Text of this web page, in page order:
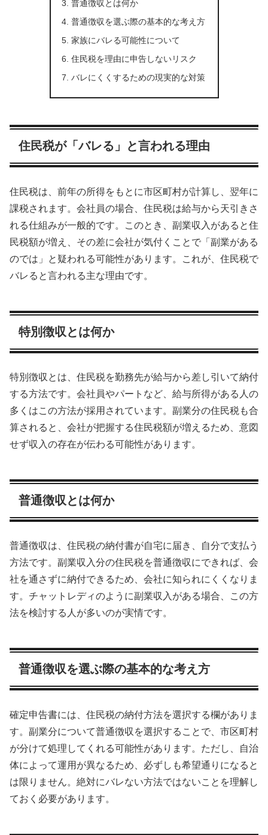
普通徴収とは何か
普通徴収を選ぶ際の基本的な考え方
家族にバレる可能性について
住民税を理由に申告しないリスク
バレにくくするための現実的な対策
住民税が「バレる」と言われる理由
住民税は、前年の所得をもとに市区町村が計算し、翌年に
課税されます。会社員の場合、住民税は給与から天引きさ
れる仕組みが一般的です。このとき、副業収入があると住
民税額が増え、その差に会社が気付くことで「副業がある
のでは」と疑われる可能性があります。これが、住民税で
バレると言われる主な理由です。
特別徴収とは何か
特別徴収とは、住民税を勤務先が給与から差し引いて納付
する方法です。会社員やパートなど、給与所得がある人の
多くはこの方法が採用されています。副業分の住民税も合
算されると、会社が把握する住民税額が増えるため、意図
せず収入の存在が伝わる可能性があります。
普通徴収とは何か
普通徴収は、住民税の納付書が自宅に届き、自分で支払う
方法です。副業収入分の住民税を普通徴収にできれば、会
社を通さずに納付できるため、会社に知られにくくなりま
す。チャットレディのように副業収入がある場合、この方
法を検討する人が多いのが実情です。
普通徴収を選ぶ際の基本的な考え方
確定申告書には、住民税の納付方法を選択する欄がありま
す。副業分について普通徴収を選択することで、市区町村
が分けて処理してくれる可能性があります。ただし、自治
体によって運用が異なるため、必ずしも希望通りになると
は限りません。絶対にバレない方法ではないことを理解し
ておく必要があります。